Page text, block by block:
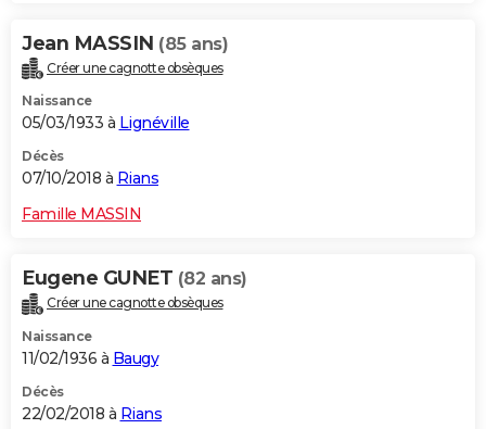
Jean MASSIN (85 ans)
Créer une cagnotte obsèques
Naissance
05/03/1933 à Lignéville
Décès
07/10/2018 à Rians
Famille MASSIN
Eugene GUNET (82 ans)
Créer une cagnotte obsèques
Naissance
11/02/1936 à Baugy
Décès
22/02/2018 à Rians